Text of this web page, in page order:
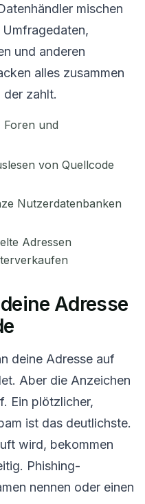
mischen
und anderen
alles zusammen
der zahlt.
Foren und
von Quellcode
Nutzerdatenbanken
Adressen
Adresse
deine Adresse auf
Aber die Anzeichen
Ein plötzlicher,
ist das deutlichste.
wird, bekommen
Phishing-
nennen oder einen